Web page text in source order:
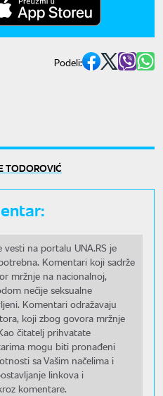
Podeli:
TODOROVIĆ
vesti na portalu UNA.RS je
Komentari koji sadrže
mržnje na nacionalnoj,
nečije seksualne
Komentari odražavaju
koji zbog govora mržnje
čitatelj prihvatate
mogu biti pronađeni
sa Vašim načelima i
linkova i
komentare.